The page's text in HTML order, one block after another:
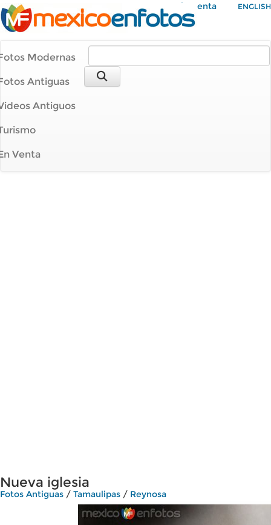
Mi Cuenta ENGLISH
Modernas
Antiguas
Antiguos
Venta
Nueva iglesia
Fotos Antiguas / Tamaulipas / Reynosa